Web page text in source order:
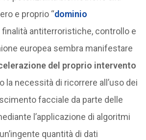
e proprio “dominio
finalità antiterroristiche, controllo e
europea sembra manifestare
del proprio intervento
la necessità di ricorrere all’uso dei
facciale da parte delle
l’applicazione di algoritmi
quantità di dati